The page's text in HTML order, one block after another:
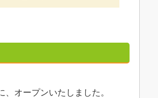
オープンいたしました。